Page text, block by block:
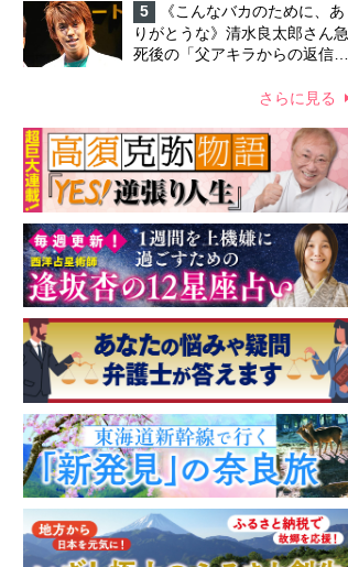
って「がんに蝕まれる母」を演
じた壮絶な撮影現場
5
《こんなバカのために、あ
りがとうな》清水良太郎さん急
死後の「父アキラからの返信」
さらに見る